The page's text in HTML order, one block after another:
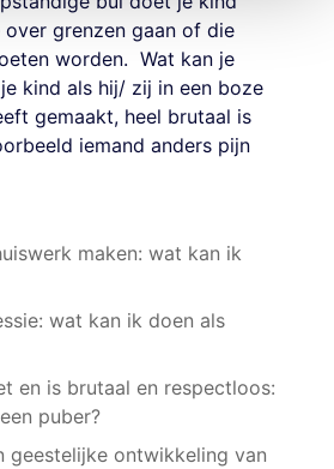
over grenzen gaan of die
worden. Wat kan je
kind als hij/ zij in een boze
gemaakt, heel brutaal is
iemand anders pijn
maken: wat kan ik
wat kan ik doen als
en is brutaal en respectloos:
puber?
geestelijke ontwikkeling van